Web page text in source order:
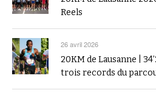
Reels
26 avril 2026
20KM de Lausanne |
trois records du